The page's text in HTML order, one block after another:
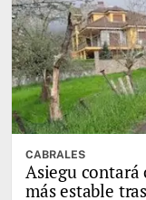
CABRALES
Asiegu contará
más estable